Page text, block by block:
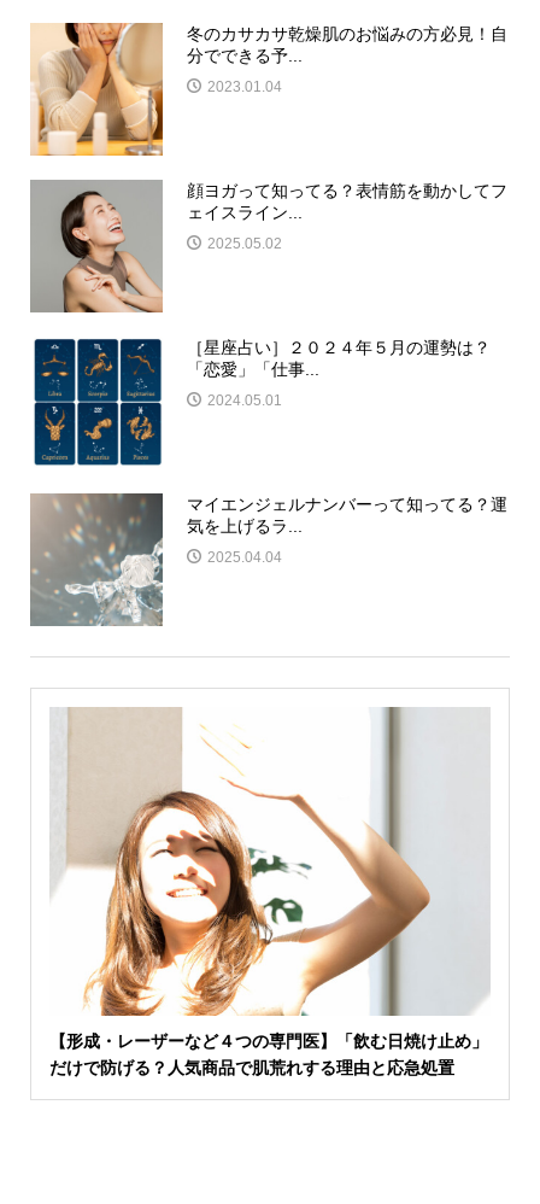
冬のカサカサ乾燥肌のお悩みの方必見！自
分でできる予...
2023.01.04
顔ヨガって知ってる？表情筋を動かしてフ
ェイスライン...
2025.05.02
［星座占い］２０２４年５月の運勢は？
「恋愛」「仕事...
2024.05.01
マイエンジェルナンバーって知ってる？運
気を上げるラ...
2025.04.04
【形成・レーザーなど４つの専門医】「飲む日焼け止め」
だけで防げる？人気商品で肌荒れする理由と応急処置